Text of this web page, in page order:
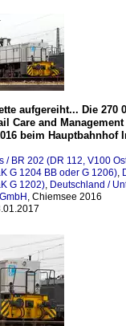
aufgereiht... Die 270
Care and
beim Hauptbahnhof
/ BR 202 (DR 112, V100
G 1204 BB oder G 1206),
G 1202), Deutschland /
, Chiemsee 2016